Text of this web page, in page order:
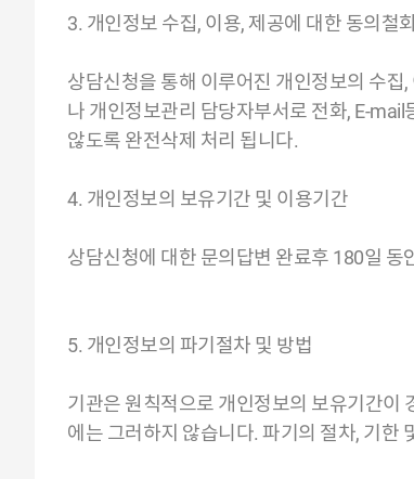
3. 개인정보 수집, 이용, 제공에 대한 동의철회
상담신청을 통해 이루어진 개인정보의 수
나 개인정보관리 담당자부서로 전화, E-
않도록 완전삭제 처리 됩니다.
4. 개인정보의 보유기간 및 이용기간
상담신청에 대한 문의답변 완료후 180일 동
5. 개인정보의 파기절차 및 방법
기관은 원칙적으로 개인정보의 보유기간이
에는 그러하지 않습니다. 파기의 절차, 기한